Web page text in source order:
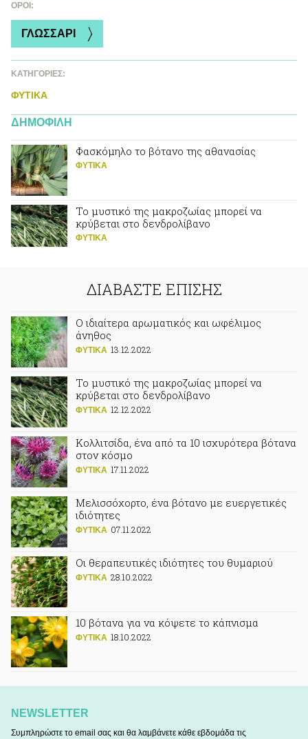
ΌΡΟΙ:
ΓΛΩΣΣΑΡΙ
ΚΑΤΗΓΟΡΙΕΣ:
ΦΥΤΙΚA
ΔΗΜΟΦΙΛΗ
Φασκόμηλο το βότανο της αθανασίας
ΦΥΤΙΚA
Το μυστικό της μακροζωίας μπορεί να
κρύβεται στο δενδρολίβανο
ΦΥΤΙΚA
ΔΙΑΒΑΣΤΕ ΕΠΙΣΗΣ
Ο ιδιαίτερα αρωματικός και ωφέλιμος
άνηθος
ΦΥΤΙΚA 13.12.2022
Το μυστικό της μακροζωίας μπορεί να
κρύβεται στο δενδρολίβανο
ΦΥΤΙΚA 12.12.2022
Κολλιτσίδα, ένα από τα 10 ισχυρότερα βότανα
στον κόσμο
ΦΥΤΙΚA 17.11.2022
Μελισσόχορτο, ένα βότανο με ευεργετικές
ιδιότητες
ΦΥΤΙΚA 07.11.2022
Οι θεραπευτικές ιδιότητες του θυμαριού
ΦΥΤΙΚA 28.10.2022
10 βότανα για να κόψετε το κάπνισμα
ΦΥΤΙΚA 18.10.2022
NEWSLETTER
Συμπληρώστε το email σας και θα λαμβάνετε κάθε εβδομάδα τις